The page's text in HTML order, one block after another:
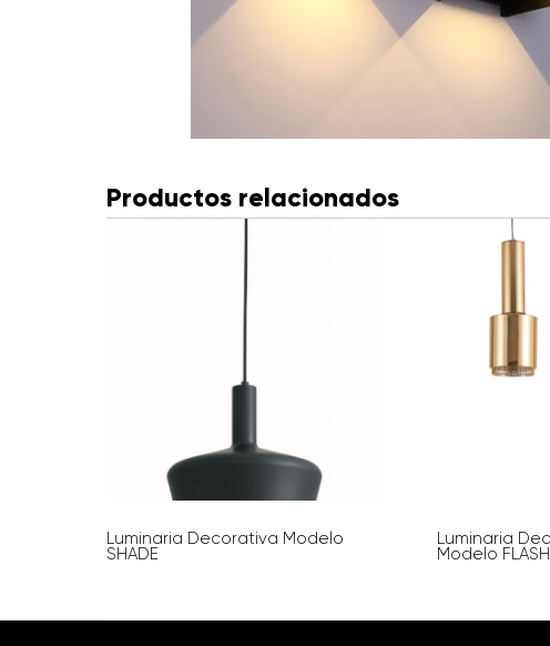
Productos relacionados
Luminaria Decorativa Modelo
SHADE
Luminaria
Modelo